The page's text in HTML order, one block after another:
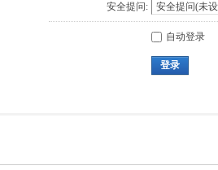
安全提问:
自动登录
登录